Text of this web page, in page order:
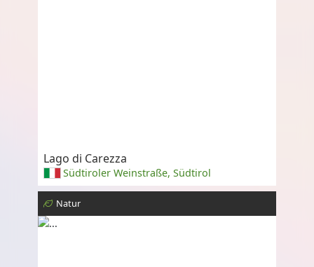
Lago di Carezza
Südtiroler Weinstraße, Südtirol
Natur